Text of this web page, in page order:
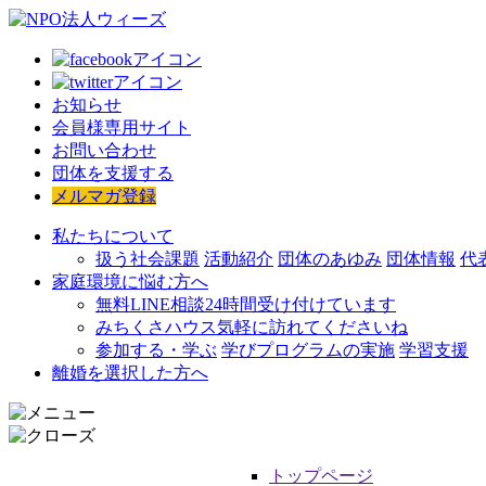
お知らせ
会員様専用サイト
お問い合わせ
団体を支援する
メルマガ登録
私たちについて
扱う社会課題 活動紹介 団体のあゆみ 団体情報 代
家庭環境に悩む方へ
無料LINE相談24時間受け付けています
みちくさハウス気軽に訪れてくださいね
参加する・学ぶ 学びプログラムの実施 学習支援
離婚を選択した方へ
トップページ